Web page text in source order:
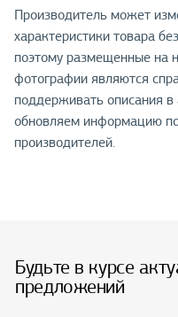
Производитель может
характеристики товара
поэтому размещенные на
фотографии являются
поддерживать описания в
обновляем информацию
производителей.
Будьте в курсе
предложений